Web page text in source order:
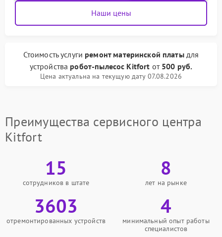
Наши цены
Стоимость услуги ремонт материнской платыдля
устройства робот-пылесос Kitfort от 500 руб.
Цена актуальна на текущую дату 07.08.2026
Преимущества сервисного центра
Kitfort
15
сотрудников в штате
8
лет на рынке
3603
отремонтированных устройств
4
минимальный опыт работы
специалистов